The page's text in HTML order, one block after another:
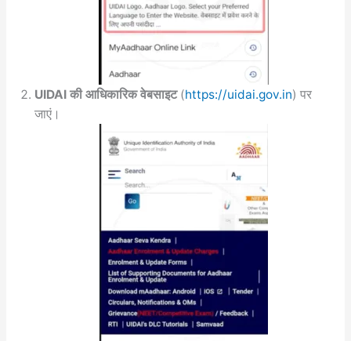
UIDAI की आधिकारिक वेबसाइट(https://uidai.gov.in) पर
जाएं।